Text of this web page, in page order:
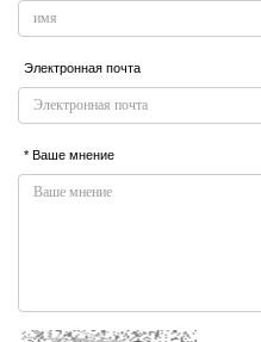
Электронная почта
* Ваше мнение